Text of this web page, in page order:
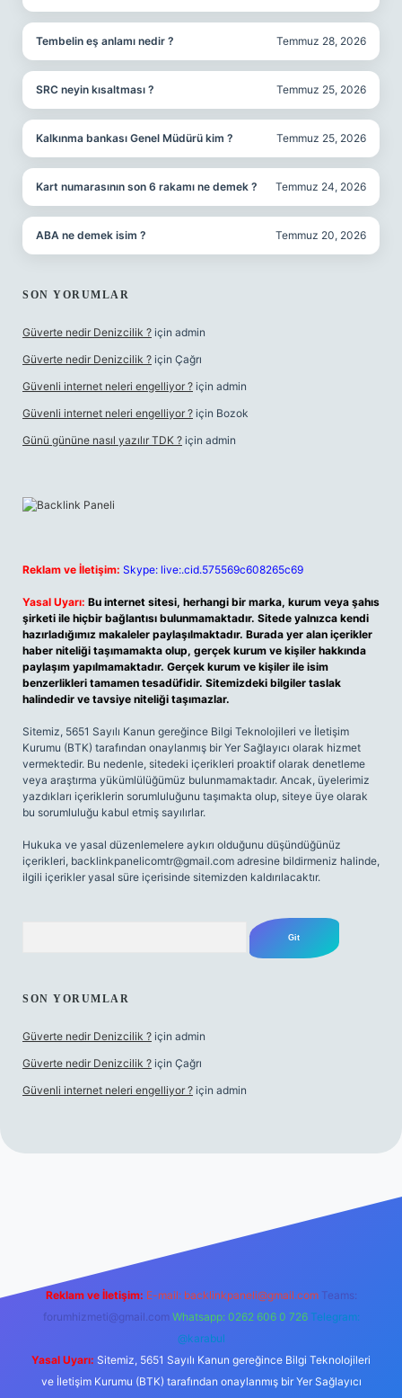
Tembelin eş anlamı nedir ? Temmuz 28, 2026
SRC neyin kısaltması ? Temmuz 25, 2026
Kalkınma bankası Genel Müdürü kim ? Temmuz 25, 2026
Kart numarasının son 6 rakamı ne demek ? Temmuz 24, 2026
ABA ne demek isim ? Temmuz 20, 2026
SON YORUMLAR
Güverte nedir Denizcilik ? için admin
Güverte nedir Denizcilik ? için Çağrı
Güvenli internet neleri engelliyor ? için admin
Güvenli internet neleri engelliyor ? için Bozok
Günü gününe nasıl yazılır TDK ? için admin
Reklam ve İletişim: Skype: live:.cid.575569c608265c69
Yasal Uyarı: Bu internet sitesi, herhangi bir marka, kurum veya şahıs
şirketi ile hiçbir bağlantısı bulunmamaktadır. Sitede yalnızca kendi
hazırladığımız makaleler paylaşılmaktadır. Burada yer alan içerikler
haber niteliği taşımamakta olup, gerçek kurum ve kişiler hakkında
paylaşım yapılmamaktadır. Gerçek kurum ve kişiler ile isim
benzerlikleri tamamen tesadüfidir. Sitemizdeki bilgiler taslak
halindedir ve tavsiye niteliği taşımazlar.
Sitemiz, 5651 Sayılı Kanun gereğince Bilgi Teknolojileri ve İletişim
Kurumu (BTK) tarafından onaylanmış bir Yer Sağlayıcı olarak hizmet
vermektedir. Bu nedenle, sitedeki içerikleri proaktif olarak denetleme
veya araştırma yükümlülüğümüz bulunmamaktadır. Ancak, üyelerimiz
yazdıkları içeriklerin sorumluluğunu taşımakta olup, siteye üye olarak
bu sorumluluğu kabul etmiş sayılırlar.
Hukuka ve yasal düzenlemelere aykırı olduğunu düşündüğünüz
içerikleri, backlinkpanelicomtr@gmail.com adresine bildirmeniz halinde,
ilgili içerikler yasal süre içerisinde sitemizden kaldırılacaktır.
SON YORUMLAR
Güverte nedir Denizcilik ? için admin
Güverte nedir Denizcilik ? için Çağrı
Güvenli internet neleri engelliyor ? için admin
Reklam ve İletişim: E-mail: backlinkpaneli@gmail.com Teams:
forumhizmeti@gmail.com Whatsapp: 0262 606 0 726 Telegram:
@karabul
Yasal Uyarı: Sitemiz, 5651 Sayılı Kanun gereğince Bilgi Teknolojileri
ve İletişim Kurumu (BTK) tarafından onaylanmış bir Yer Sağlayıcı